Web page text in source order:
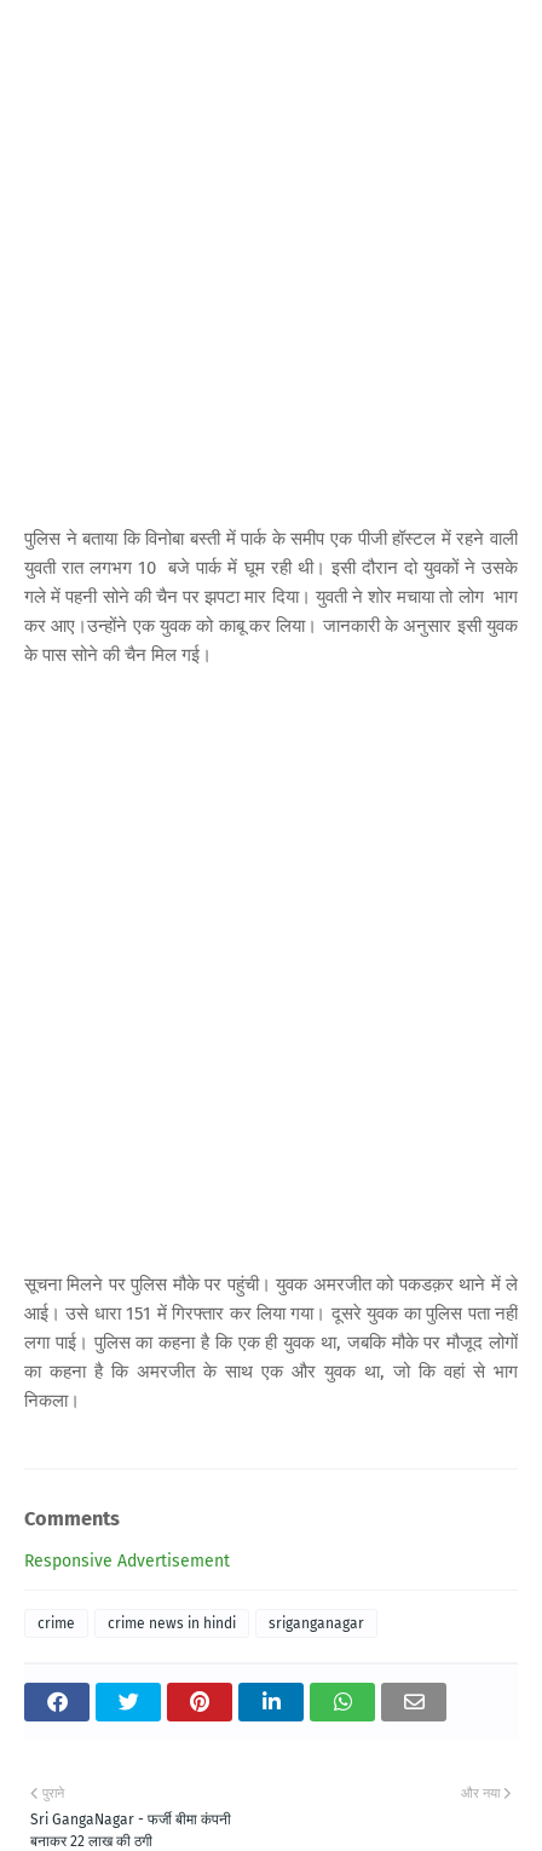
पुलिस ने बताया कि विनोबा बस्ती में पार्क के समीप एक पीजी हॉस्टल में रहने वाली
युवती रात लगभग 10 बजे पार्क में घूम रही थी। इसी दौरान दो युवकों ने उसके
गले में पहनी सोने की चैन पर झपटा मार दिया। युवती ने शोर मचाया तो लोग भाग
कर आए।उन्होंने एक युवक को काबू कर लिया। जानकारी के अनुसार इसी युवक
के पास सोने की चैन मिल गई।
सूचना मिलने पर पुलिस मौके पर पहुंची। युवक अमरजीत को पकडक़र थाने में ले
आई। उसे धारा 151 में गिरफ्तार कर लिया गया। दूसरे युवक का पुलिस पता नहीं
लगा पाई। पुलिस का कहना है कि एक ही युवक था, जबकि मौके पर मौजूद लोगों
का कहना है कि अमरजीत के साथ एक और युवक था, जो कि वहां से भाग
निकला।
Comments
Responsive Advertisement
crime crime news in hindi sriganganagar
और नया
पुराने
Sri GangaNagar - फर्जी बीमा कंपनी
बनाकर 22 लाख की ठगी